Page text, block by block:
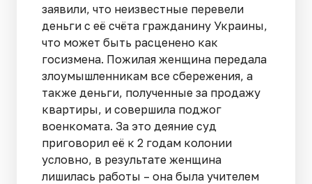
заявили, что неизвестные перевели
деньги с её счёта гражданину Украины,
что может быть расценено как
госизмена. Пожилая женщина передала
злоумышленникам все сбережения, а
также деньги, полученные за продажу
квартиры, и совершила поджог
военкомата. За это деяние суд
приговорил её к 2 годам колонии
условно, в результате женщина
лишилась работы – она была учителем